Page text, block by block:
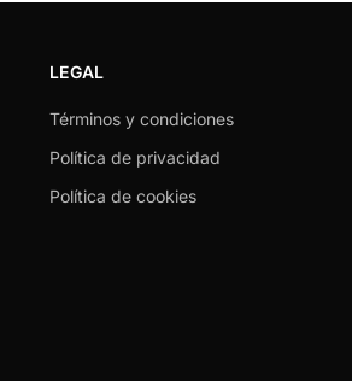
LEGAL
Términos y condiciones
Política de privacidad
Política de cookies